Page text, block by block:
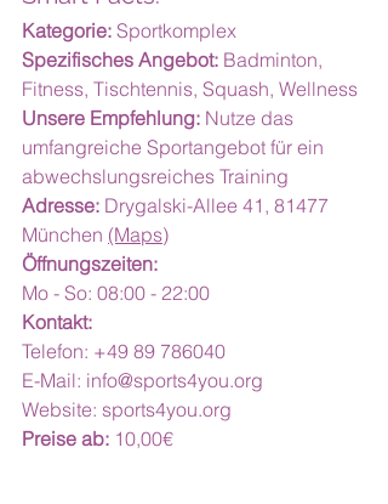
Kategorie: Sportkomplex
Spezifisches Angebot: Badminton,
Fitness, Tischtennis, Squash, Wellness
Unsere Empfehlung: Nutze das
umfangreiche Sportangebot für ein
abwechslungsreiches Training
Adresse: Drygalski-Allee 41, 81477
München (Maps)
Öffnungszeiten:
Mo - So: 08:00 - 22:00
Kontakt:
Telefon: +49 89 786040
E-Mail: info@sports4you.org
Website: sports4you.org
Preise ab: 10,00€